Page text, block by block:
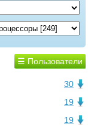
☰ Пользователи
30
19
19